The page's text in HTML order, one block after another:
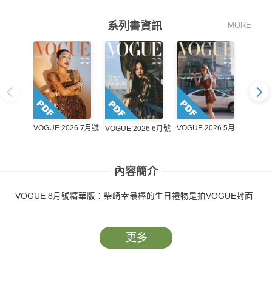
系列書資訊 MORE
VOGUE 2026 7月號 VOGUE 2026 6月號 VOGUE 2026 5月號
內容簡介
VOGUE 8月號精華版：柴崎幸最棒的生日禮物是拍VOGUE封面
更多